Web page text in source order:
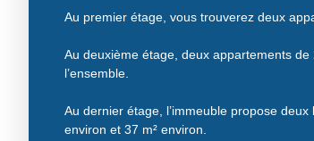
Au premier étage, vous trouverez deux
Au deuxième étage, deux appartements
l’ensemble.
Au dernier étage, l’immeuble propose
environ et 37 m² environ.